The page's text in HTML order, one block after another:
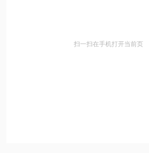
扫一扫在手机打开当前页